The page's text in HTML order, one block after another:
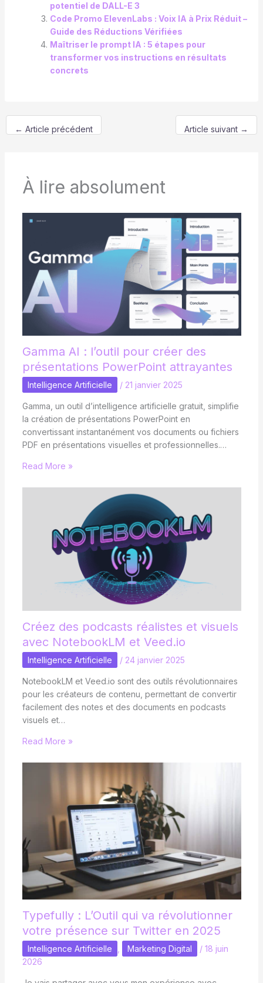
potentiel de DALL-E 3
Code Promo ElevenLabs : Voix IA à Prix Réduit –
Guide des Réductions Vérifiées
Maîtriser le prompt IA : 5 étapes pour
transformer vos instructions en résultats
concrets
← Article précédent Article suivant →
À lire absolument
Gamma AI : l’outil pour créer des
présentations PowerPoint attrayantes
Intelligence Artificielle / 21 janvier 2025
Gamma, un outil d’intelligence artificielle gratuit, simplifie
la création de présentations PowerPoint en
convertissant instantanément vos documents ou fichiers
PDF en présentations visuelles et professionnelles.…
Read More »
Créez des podcasts réalistes et visuels
avec NotebookLM et Veed.io
Intelligence Artificielle / 24 janvier 2025
NotebookLM et Veed.io sont des outils révolutionnaires
pour les créateurs de contenu, permettant de convertir
facilement des notes et des documents en podcasts
visuels et…
Read More »
Typefully : L’Outil qui va révolutionner
votre présence sur Twitter en 2025
Intelligence Artificielle Marketing Digital / 18 juin
2026